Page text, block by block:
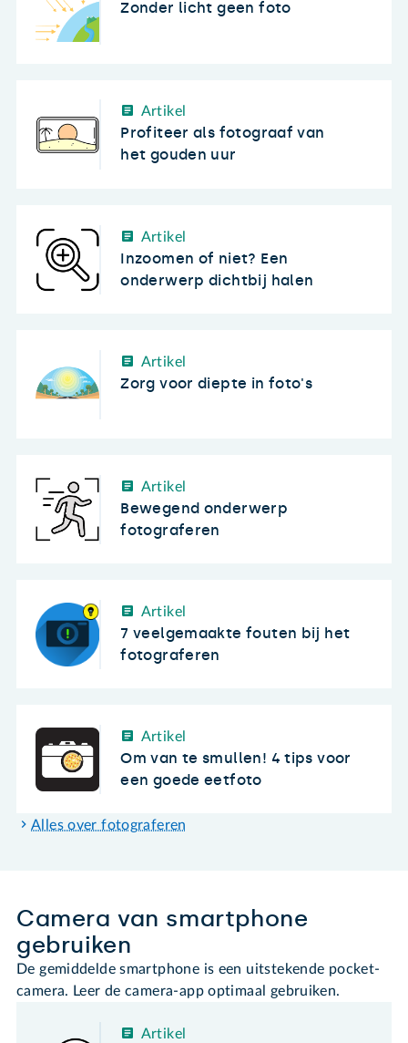
Zonder licht geen foto
Artikel
Profiteer als fotograaf van
het gouden uur
Artikel
Inzoomen of niet? Een
onderwerp dichtbij halen
Artikel
Zorg voor diepte in foto's
Artikel
Bewegend onderwerp
fotograferen
Artikel
7 veelgemaakte fouten bij het
fotograferen
Artikel
Om van te smullen! 4 tips voor
een goede eetfoto
Alles over fotograferen
Camera van smartphone
gebruiken
De gemiddelde smartphone is een uitstekende pocket-
camera. Leer de camera-app optimaal gebruiken.
Artikel